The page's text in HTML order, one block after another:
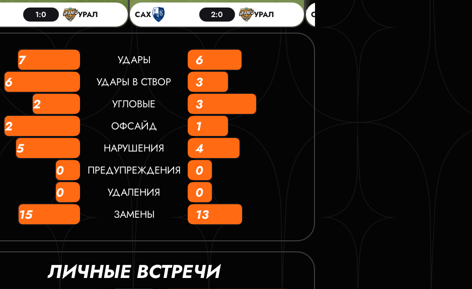
1:0 УРАЛ САХ 2:0 УРАЛ САХ
7 УДАРЫ
6
6
УДАРЫ В СТВОР
3
2
УГЛОВЫЕ
3
2
ОФСАЙД
1
5
НАРУШЕНИЯ
4
0
ПРЕДУПРЕЖДЕНИЯ
0
0
УДАЛЕНИЯ
0
15
ЗАМЕНЫ 13
ЛИЧНЫЕ ВСТРЕЧИ